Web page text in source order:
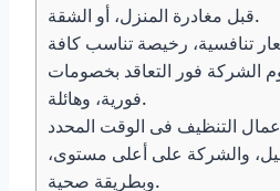
قبل مغادرة المنزل، أو الشقة.
تنافسية، رخيصة تناسب كافة
الشركة فور التعاقد بخصومات
فورية، وهائلة.
التنظيف فى الوقت المحدد
والشركة على أعلى مستوى،
وبطريقة صحية.